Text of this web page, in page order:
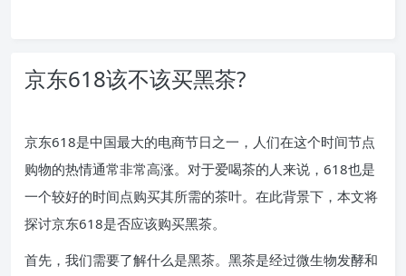
京东618该不该买黑茶?
京东618是中国最大的电商节日之一，人们在这个时间节点
购物的热情通常非常高涨。对于爱喝茶的人来说，618也是
一个较好的时间点购买其所需的茶叶。在此背景下，本文将
探讨京东618是否应该购买黑茶。
首先，我们需要了解什么是黑茶。黑茶是经过微生物发酵和